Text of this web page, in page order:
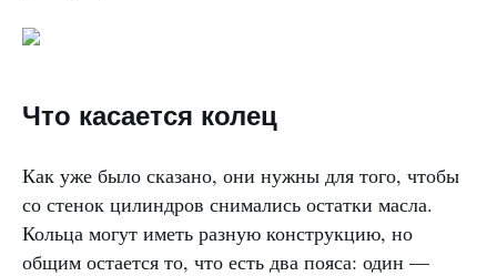
Что касается колец
Как уже было сказано, они нужны для того, чтобы
со стенок цилиндров снимались остатки масла.
Кольца могут иметь разную конструкцию, но
общим остается то, что есть два пояса: один —